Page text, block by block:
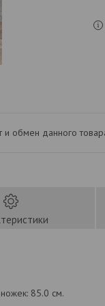
обмен данного
85.0 см.